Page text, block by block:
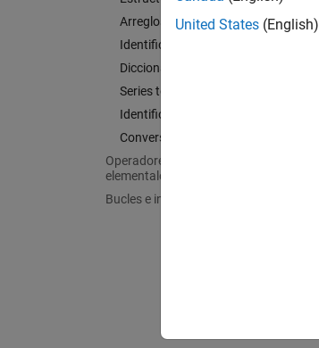
Arreglos de celdas
Identificadores de funciones
Diccionarios
Series temporales
Identificación de tipos de datos
Conversión de tipos de datos
Operadores y operaciones
elementales
Bucles e instrucciones condicionales
United States (English)